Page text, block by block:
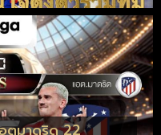
ตมาดริด 22